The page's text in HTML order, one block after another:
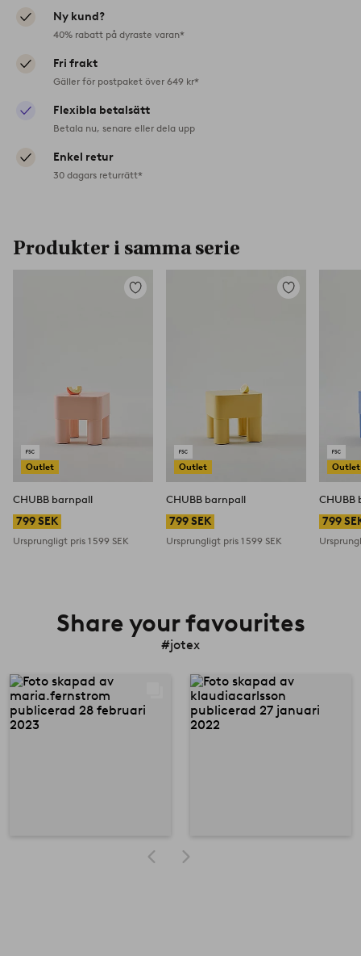
Ny kund?
40% rabatt på dyraste varan*
Fri frakt
Gäller för postpaket över 649 kr*
Flexibla betalsätt
Betala nu, senare eller dela upp
Enkel retur
30 dagars returrätt*
Produkter i samma serie
Outlet
Lägg
CHUBB barnpall
799 SEK
Ursprungligt pris 1 599 SEK
Outlet
Lägg
CHUBB barnpall
799 SEK
Ursprungligt pris1 599 SEK
Outlet
CHUBB
799
Share your favourites
#jotex